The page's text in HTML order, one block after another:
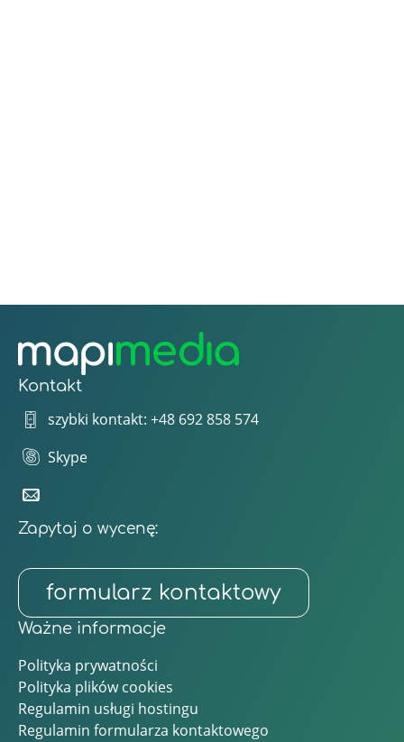
Kontakt
szybki kontakt: +48 692 858 574
Skype
Zapytaj o wycenę:
formularz kontaktowy
Ważne informacje
Polityka prywatności
Polityka plików cookies
Regulamin usługi hostingu
Regulamin formularza kontaktowego